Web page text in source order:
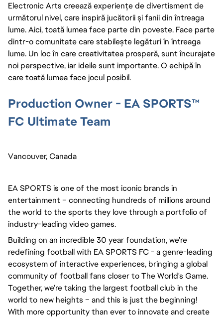
Electronic Arts creează experiențe de divertisment de
următorul nivel, care inspiră jucătorii și fanii din întreaga
lume. Aici, toată lumea face parte din poveste. Face parte
dintr-o comunitate care stabilește legături în întreaga
lume. Un loc în care creativitatea prosperă, sunt încurajate
noi perspective, iar ideile sunt importante. O echipă în
care toată lumea face jocul posibil.
Production Owner - EA SPORTS™
FC Ultimate Team
Vancouver, Canada
EA SPORTS is one of the most iconic brands in
entertainment – connecting hundreds of millions around
the world to the sports they love through a portfolio of
industry-leading video games.
Building on an incredible 30 year foundation, we’re
redefining football with EA SPORTS FC - a genre-leading
ecosystem of interactive experiences, bringing a global
community of football fans closer to The World's Game.
Together, we’re taking the largest football club in the
world to new heights – and this is just the beginning!
With more opportunity than ever to innovate and create